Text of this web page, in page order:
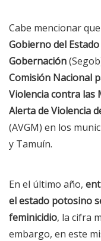
Cabe mencionar
Gobierno del Estado
Gobernación
Comisión Nacional
Violencia contra las
Alerta de Violencia
(AVGM) en los
y Tamuín.
En el último año,
el estado potosino
feminicidio, la cifra
embargo, en este